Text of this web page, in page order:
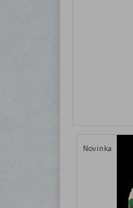
Novinka